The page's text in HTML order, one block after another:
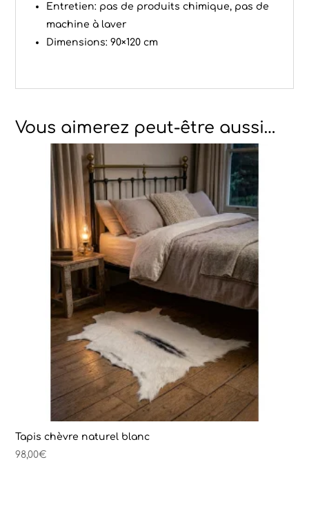
Entretien: pas de produits chimique, pas de
machine à laver
Dimensions: 90×120 cm
Vous aimerez peut-être aussi…
Tapis chèvre naturel blanc
98,00€